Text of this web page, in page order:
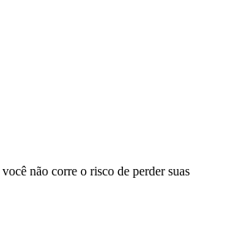
não corre o risco de perder suas